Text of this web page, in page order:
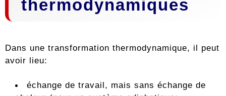
thermodynamiques
Dans une transformation thermodynamique, il peut
avoir lieu:
échange de travail, mais sans échange de